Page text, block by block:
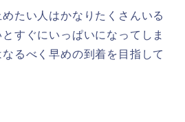
たい人はかなりたくさんいる
すぐにいっぱいになってしま
るべく早めの到着を目指して